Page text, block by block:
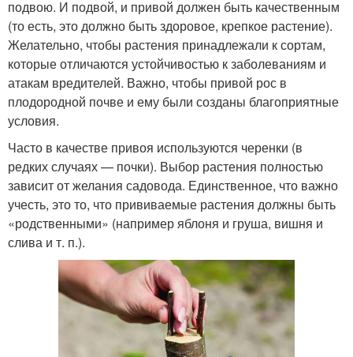
подвою. И подвой, и привой должен быть качественным
(то есть, это должно быть здоровое, крепкое растение).
Желательно, чтобы растения принадлежали к сортам,
которые отличаются устойчивостью к заболеваниям и
атакам вредителей. Важно, чтобы привой рос в
плодородной почве и ему были созданы благоприятные
условия.
Часто в качестве привоя используются черенки (в
редких случаях — почки). Выбор растения полностью
зависит от желания садовода. Единственное, что важно
учесть, это то, что прививаемые растения должны быть
«родственными» (например яблоня и груша, вишня и
слива и т. п.).